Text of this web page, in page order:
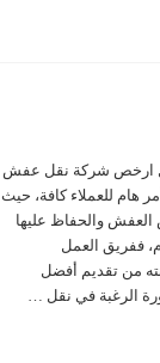
ارخص شركة نقل عفش
هام للعملاء كافة، حيث
العفش والحفاظ عليها
ففريق العمل
من تقديم أفضل
الرغبة في نقل …